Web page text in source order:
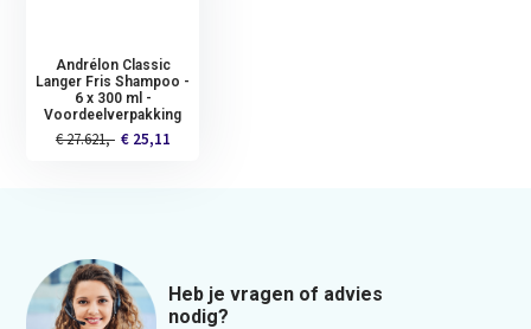
Andrélon Classic
Langer Fris Shampoo -
6 x 300 ml -
Voordeelverpakking
€ 27.621,- € 25,11
Heb je vragen of advies
nodig?